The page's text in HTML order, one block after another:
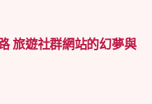
旅遊社群網站的幻夢與